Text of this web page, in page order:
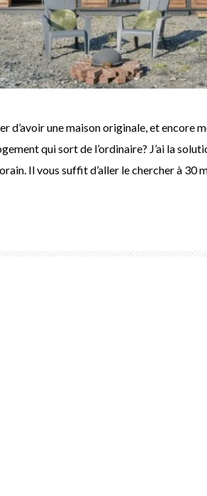
d’avoir une maison originale, et encore
qui sort de l’ordinaire? J’ai la
Il vous suffit d’aller le chercher à 30